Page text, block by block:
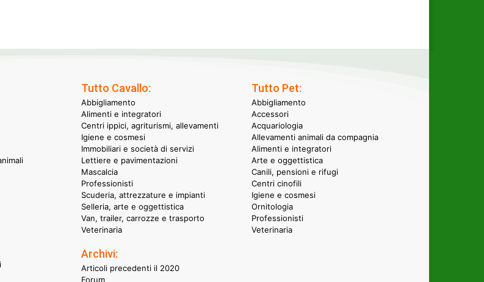
Tutto Cavallo:
Abbigliamento
Alimenti e integratori
Centri ippici, agriturismi, allevamenti
Igiene e cosmesi
Immobiliari e società di servizi
Lettiere e pavimentazioni
Mascalcia
Professionisti
Scuderia, attrezzature e impianti
Selleria, arte e oggettistica
Van, trailer, carrozze e trasporto
Veterinaria
Archivi:
Articoli precedenti il 2020
Forum
Tutto Pet:
Abbigliamento
Accessori
Acquariologia
Allevamenti animali da compagnia
Alimenti e integratori
Arte e oggettistica
Canili, pensioni e rifugi
Centri cinofili
Igiene e cosmesi
Ornitologia
Professionisti
Veterinaria